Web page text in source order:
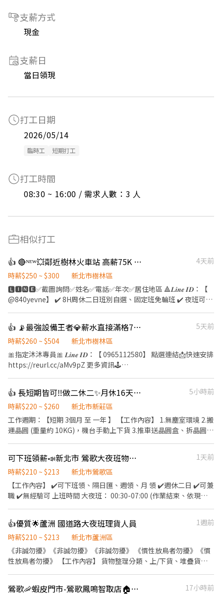
支薪方式
現金
支薪日
當日領現
打工日期
2026/05/14
臨時工 短期打工
打工時間
08:30 ~ 16:00 / 需求人數：3 人
相似打工
👍 🔴ᴺᴱᵂ💥鄰近樹林火車站 高薪75K 週領最高10000【夜班隔天下夜 免輪班】
4天前
時薪$250 ~ $300
新北市樹林區
🅻🅸🅽🅴✅截圖詢問✅姓名✅電話✅年次✅居住地區 🔺𝑳𝒊𝒏𝒆 𝑰𝑫：【
@840yevne】 ✔️ 8H周休二日班別自選、固定班免輪班 ✔️ 夜班可隔
通方便 ✔️ 上下午皆有休息時間 ✔️ 恆溫22-25度涼爽冷氣房作業 ✔️
附設員工餐廳,便利商店,室內停車場 ✔️ 勞健保團保勞退6%、三節禮
金或禮品 ✔️ 完善的教育訓練.資深人員協助指導 ⚡️樹林區博愛街(近
樹林火車站/樹林高中) ⚡️電腦軟板相關製程-機台操作.測試組裝.產品
檢驗 ⚡️休禮拜天/一到六排休(例假日不上班)(薪資含津貼/加班) ⚡️周
時薪$230➜ 未加班含津貼【$40,480】➜加班最高【$65,600】
▶️【夜班】：19:50-05:10(夜班隔天直接下夜) 【薪水】：時薪
$250➜ 未加班含津貼【$44,000】➜加班最高【$75,900】
▬▬▬▬▬▬▬【✅快速報名✅】▬▬▬▬▬▬▬ 🅻🅸🅽🅴✅截圖
詢問✅姓名✅電話✅年次✅居住地區 🔺𝑳𝒊𝒏𝒆 𝑰𝑫：【 @840yevne】
👍 📡最強設備王者💎薪水直接滿格7萬5入袋🔥隔天下夜【週領破萬】🕊️公司團膳#高錄取
5天前
時薪$260 ~ $504
新北市樹林區
🎀指定沐沐專員🎀 𝑳𝒊𝒏𝒆 𝑰𝑫：【 0965112580】 點選連結📩快速安排
https://reurl.cc/aMv9pZ 更多資訊🕹️
選、固定班免輪班 🔺 夜班可隔日立即下夜 🔺 錄取率高,福利好,薪資
優渥 🔺 提供團膳,工作環境優質,交通方便 🔺 恆溫22-25度涼爽冷氣
房作業 🔺 附設員工餐廳,便利商店,室內停車場 🔺 體檢補助 - 📍地
點：樹林區博愛街(近樹林火車站/樹林高中) 🔗電腦軟板相關製程-機
台操作.測試組裝.產品檢驗 🔺週日為休息日🔺1-6在排休一天例假日
【$40,480】➜加班最高【$65,600 】 ▶️【夜班】：19:50-05:10(夜
班隔天直接下夜) 【薪水】：時薪$250➜ 未加班含津貼【$44,000】
─────────────────── ⭕享勞保/健保/團保/勞
退6% ⭕環境乾淨明亮 ⭕專員親自詳細解說工作內容
👍 長短期皆可‼️做二休二✨月休16天🔥晶圓搬運員 💥可短期2-3個月
5小時前
時薪$220 ~ $260
新北市新莊區
工作週期：【短期 3個月 至 一年 】 【工作內容】 1.無塵室環境 2.搬
運晶圓 (重量約 10KG)，機台手動上下貨 3.推車送晶圓盒、拆晶圓外
任獎金(任期一年) : >> 整年度平均薪資 * 兩個月 另加 兩萬 / 五萬八
留任獎金 日/夜 (20000 / 58000) 年終獎金 日/夜 (69600 / 82600)
(分成4份每季發放一份) 《休假制度》 做二休二 固定日/夜班 (月休
15-16天) 【上班地點】 桃園市龜山區華亞五路2號 📩 【火速卡位應
徵流程】 ➊ 點擊填寫廠商制式履歷（1分鐘完成，快速安排送
核，敏感欄位（身分證/詳細地址）錄取前皆可先不填！ ➋加入留
言： 👉https://lin.ee/OBnhVN5 私訊留下 ⌜姓名+電話 +應徵半導
可下班領薪📣新北市 鶯歌大夜班物流理貨人員📣
1天前
時薪$210 ~ $213
新北市鶯歌區
【工作內容】 ✔️可下班領、隔日匯、週領、月 領 ✔️週休二日 ✔️可兼
職 ✔️無經驗可 上班時間 大夜班： 00:30-07:00 (作業結束、依現場
👍優質🌟蘆洲 國道路大夜班理貨人員
1週前
時薪$210 ~ $213
新北市蘆洲區
《非誠勿擾》《非誠勿擾》《非誠勿擾》 《慣性放鳥者勿擾》《慣
性放鳥者勿擾》 【工作內容】 貨物整理分類、上/下貨、堆疊貨物
後） 【工作地址】 新北市蘆洲區國道路二段86號 可直接投遞履歷
鶯歌🦐蝦皮門市-鶯歌鳳鳴智取店🏠時薪229-249🏓早晚班🦐實習皆有薪無經驗可
17小時前